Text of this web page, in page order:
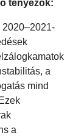
tényezők:
2020–2021-
a
mind
a